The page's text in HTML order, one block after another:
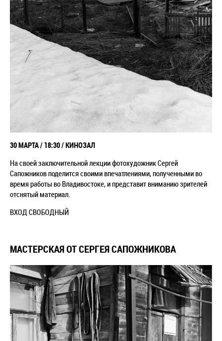
30 МАРТА / 18:30 / КИНОЗАЛ
На своей заключительной лекции фотохудожник Сергей
Сапожников поделится своими впечатлениями, полученными во
время работы во Владивостоке, и представит вниманию зрителей
отснятый материал.
ВХОД СВОБОДНЫЙ
МАСТЕРСКАЯ ОТ СЕРГЕЯ САПОЖНИКОВА